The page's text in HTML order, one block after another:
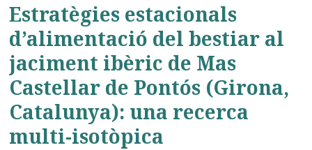
Estratègies estacionals
d’alimentació del bestiar al
jaciment ibèric de Mas
Castellar de Pontós (Girona,
Catalunya): una recerca
multi-isotòpica